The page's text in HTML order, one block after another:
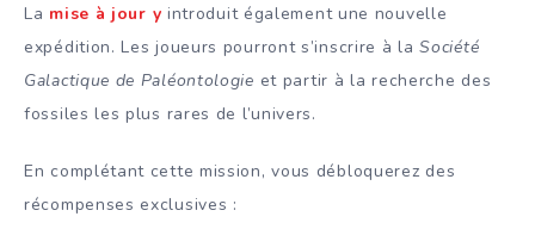
La mise à jour y introduit également une nouvelle
expédition. Les joueurs pourront s’inscrire à laSociété
Galactique de Paléontologie et partir à la recherche des
fossiles les plus rares de l’univers.
En complétant cette mission, vous débloquerez des
récompenses exclusives :